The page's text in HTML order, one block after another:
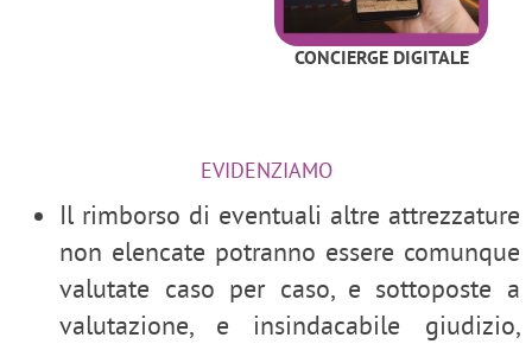
CONCIERGE DIGITALE
EVIDENZIAMO
Il rimborso di eventuali altre attrezzature
non elencate potranno essere comunque
valutate caso per caso, e sottoposte a
valutazione, e insindacabile giudizio,